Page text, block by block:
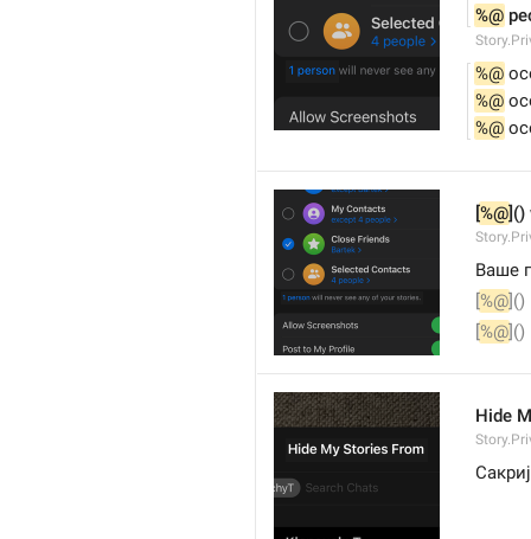
%@
%@
%@
%@
[%@]()
Ваше
[%@]()
[%@]()
Hide